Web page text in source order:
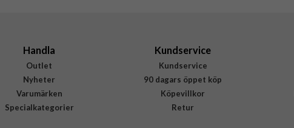
Handla
Outlet
Nyheter
Varumärken
Specialkategorier
Kundservice
Kundservice
90 dagars öppet köp
Köpevillkor
Retur